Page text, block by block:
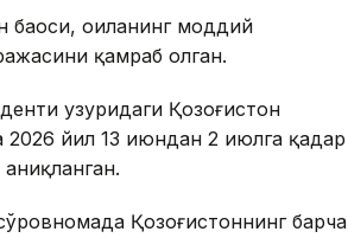
баҳоси, оиланинг моддий
қамраб олган.
ҳузуридаги Қозоғистон
2026 йил 13 июндан 2 июлга қадар
Қозоғистоннинг барча